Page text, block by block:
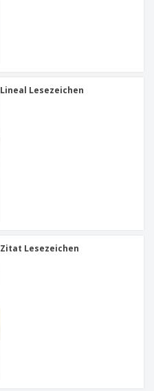
Lineal Lesezeichen
Zitat Lesezeichen